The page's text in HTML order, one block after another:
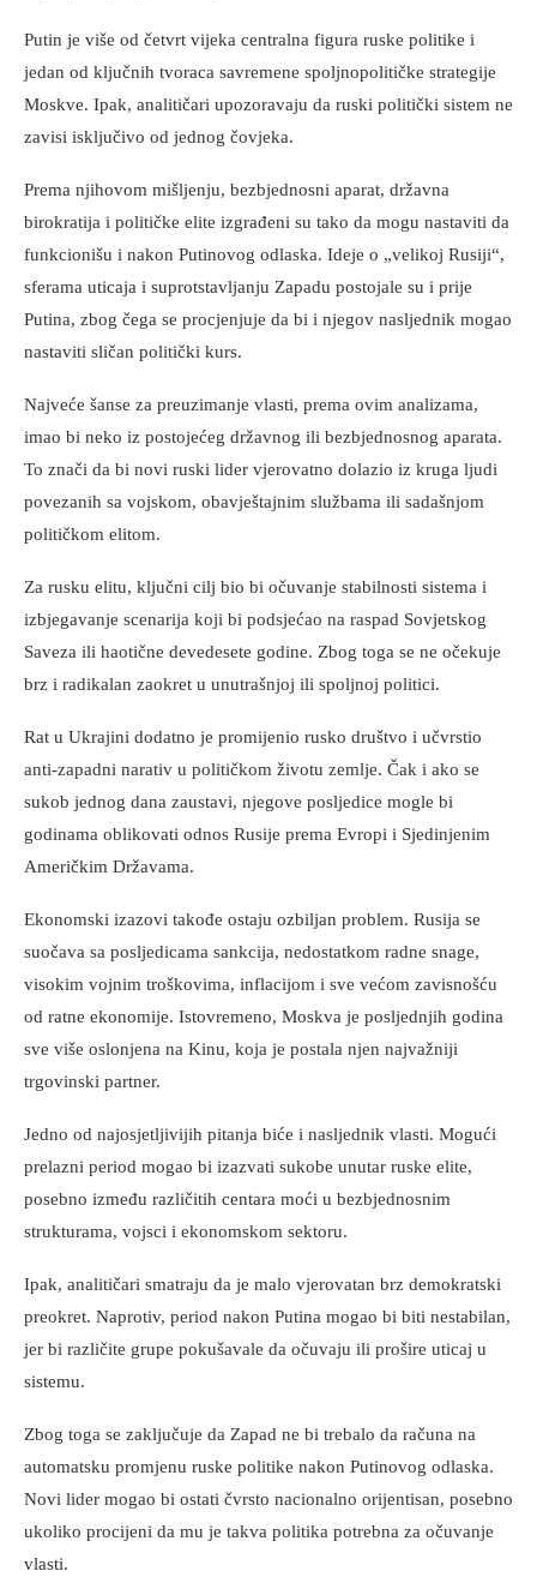
Putin je više od četvrt vijeka centralna figura ruske politike i
jedan od ključnih tvoraca savremene spoljnopolitičke strategije
Moskve. Ipak, analitičari upozoravaju da ruski politički sistem ne
zavisi isključivo od jednog čovjeka.
Prema njihovom mišljenju, bezbjednosni aparat, državna
birokratija i političke elite izgrađeni su tako da mogu nastaviti da
funkcionišu i nakon Putinovog odlaska. Ideje o „velikoj Rusiji“,
sferama uticaja i suprotstavljanju Zapadu postojale su i prije
Putina, zbog čega se procjenjuje da bi i njegov nasljednik mogao
nastaviti sličan politički kurs.
Najveće šanse za preuzimanje vlasti, prema ovim analizama,
imao bi neko iz postojećeg državnog ili bezbjednosnog aparata.
To znači da bi novi ruski lider vjerovatno dolazio iz kruga ljudi
povezanih sa vojskom, obavještajnim službama ili sadašnjom
političkom elitom.
Za rusku elitu, ključni cilj bio bi očuvanje stabilnosti sistema i
izbjegavanje scenarija koji bi podsjećao na raspad Sovjetskog
Saveza ili haotične devedesete godine. Zbog toga se ne očekuje
brz i radikalan zaokret u unutrašnjoj ili spoljnoj politici.
Rat u Ukrajini dodatno je promijenio rusko društvo i učvrstio
anti-zapadni narativ u političkom životu zemlje. Čak i ako se
sukob jednog dana zaustavi, njegove posljedice mogle bi
godinama oblikovati odnos Rusije prema Evropi i Sjedinjenim
Američkim Državama.
Ekonomski izazovi takođe ostaju ozbiljan problem. Rusija se
suočava sa posljedicama sankcija, nedostatkom radne snage,
visokim vojnim troškovima, inflacijom i sve većom zavisnošću
od ratne ekonomije. Istovremeno, Moskva je posljednjih godina
sve više oslonjena na Kinu, koja je postala njen najvažniji
trgovinski partner.
Jedno od najosjetljivijih pitanja biće i nasljednik vlasti. Mogući
prelazni period mogao bi izazvati sukobe unutar ruske elite,
posebno između različitih centara moći u bezbjednosnim
strukturama, vojsci i ekonomskom sektoru.
Ipak, analitičari smatraju da je malo vjerovatan brz demokratski
preokret. Naprotiv, period nakon Putina mogao bi biti nestabilan,
jer bi različite grupe pokušavale da očuvaju ili prošire uticaj u
sistemu.
Zbog toga se zaključuje da Zapad ne bi trebalo da računa na
automatsku promjenu ruske politike nakon Putinovog odlaska.
Novi lider mogao bi ostati čvrsto nacionalno orijentisan, posebno
ukoliko procijeni da mu je takva politika potrebna za očuvanje
vlasti.